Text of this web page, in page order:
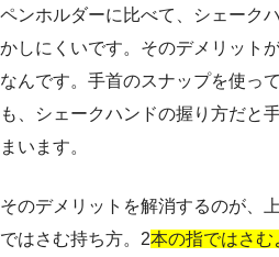
ペンホルダーに比べて、シェーク
かしにくいです。そのデメリット
なんです。手首のスナップを使っ
も、シェークハンドの握り方だと
まいます。
そのデメリットを解消するのが、
ではさむ持ち方。2本の指ではさ